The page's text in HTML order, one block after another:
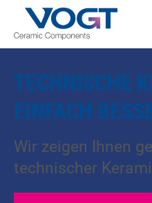
TECHNISCHE
EINFACH
Wir zeigen Ihnen
technischer